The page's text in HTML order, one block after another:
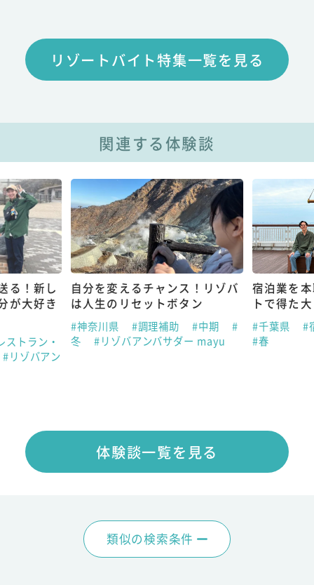
リゾートバイト特集一覧を見る
関連する体験談
る！新し
が大好き
ストラン・
#リゾバアン
自分を変えるチャンス！リゾバ
は人生のリセットボタン
#神奈川県 #調理補助 #中期
#
冬
#リゾバアンバサダー mayu
宿泊業を
トで得た
#千葉県
#
#春
体験談一覧を見る
類似の検索条件